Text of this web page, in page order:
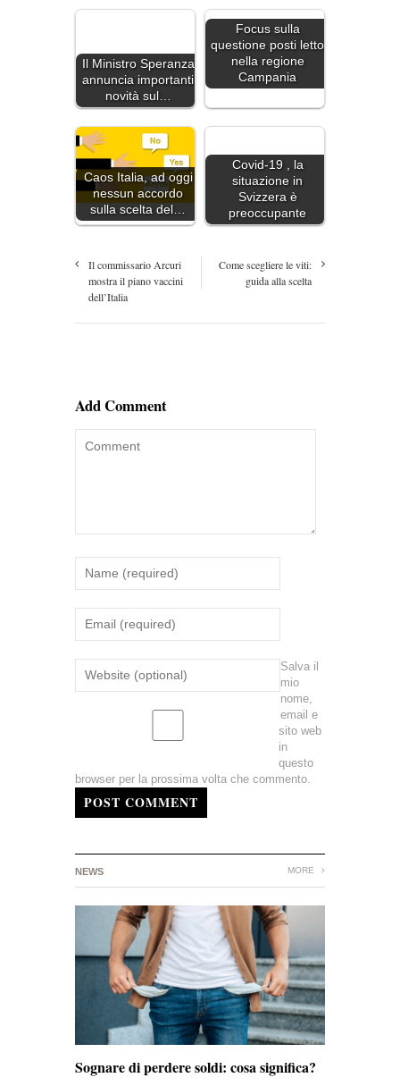
Il Ministro Speranza
annuncia importanti
novità sul…
Focus sulla
questione posti letto
nella regione
Campania
Caos Italia, ad oggi
nessun accordo
sulla scelta del…
Covid-19 , la
situazione in
Svizzera è
preoccupante
Il commissario Arcuri
mostra il piano vaccini
dell’Italia
Come scegliere le viti:
guida alla scelta
Add Comment
Salva il
mio
nome,
email e
sito web
in
questo
browser per la prossima volta che commento.
POST COMMENT
NEWS MORE
Sognare di perdere soldi: cosa significa?